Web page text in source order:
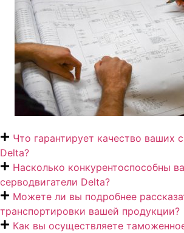
Что гарантирует качество ваших
Delta?
Насколько конкурентоспособны
серводвигатели Delta?
Можете ли вы подробнее
транспортировки вашей продукции?
Как вы осуществляете